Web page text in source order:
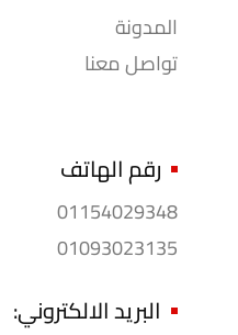
المدونة
تواصل معنا
رقم الهاتف
01154029348
01093023135
البريد الالكتروني: